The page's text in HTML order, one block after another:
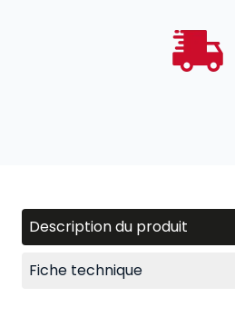
Description du produit
Fiche technique